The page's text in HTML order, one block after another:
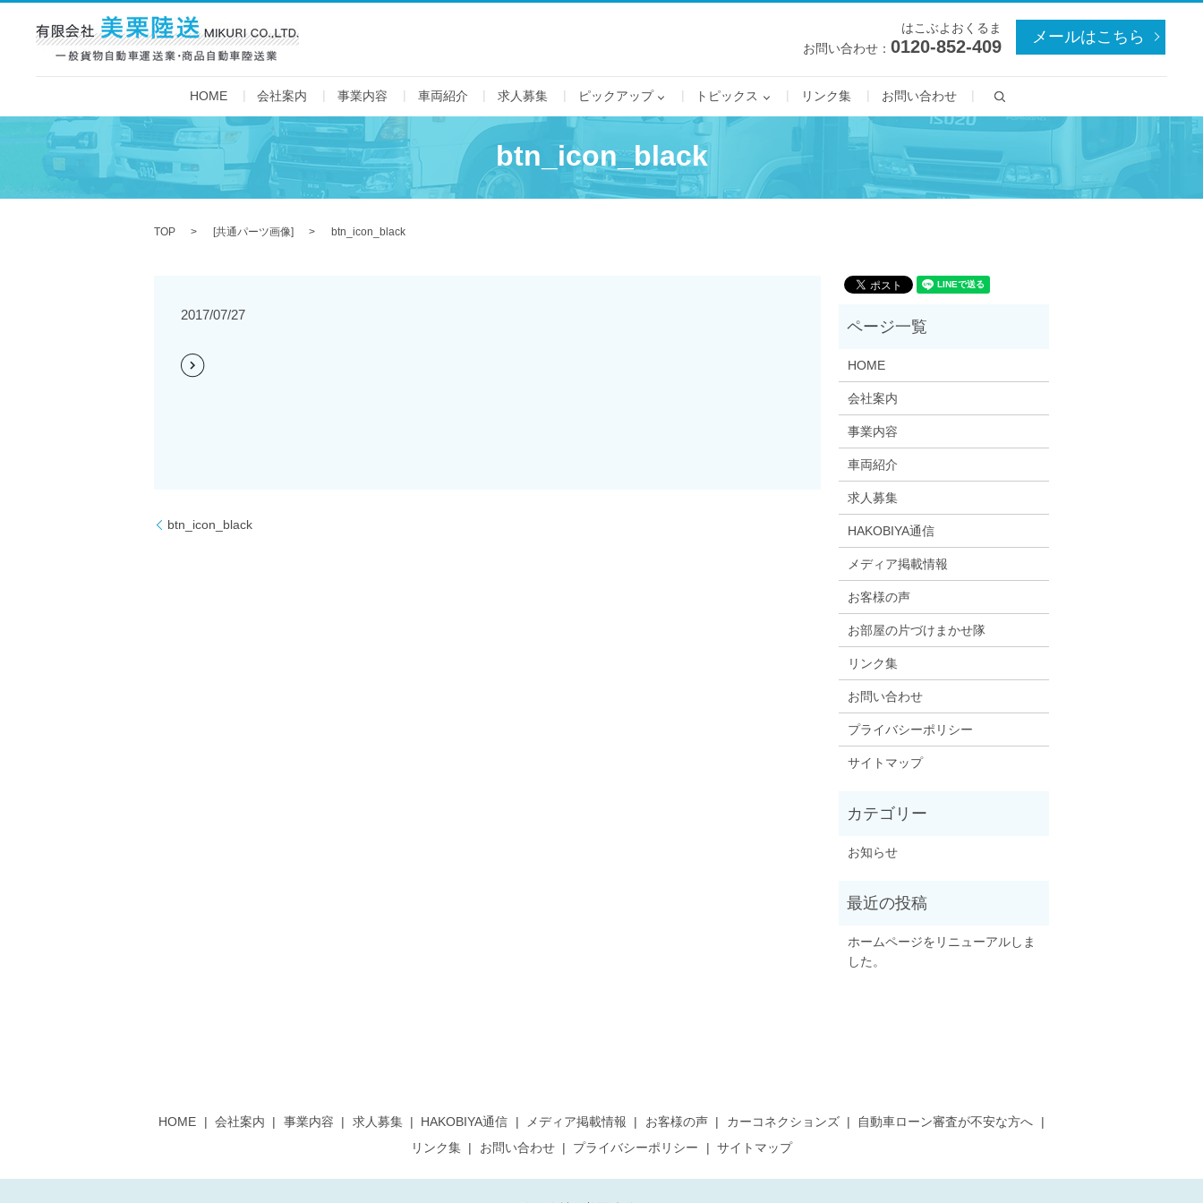
はこぶよおくるま
お問い合わせ： 0120-852-409 メールはこちら
HOME 会社案内 事業内容 車両紹介 求人募集 ピックアップ トピックス リンク集 お問い合わせ
btn_icon_black
TOP [共通パーツ画像] btn_icon_black
2017/07/27
btn_icon_black
HOME
会社案内
事業内容
車両紹介
求人募集
HAKOBIYA通信
メディア掲載情報
お客様の声
お部屋の片づけまかせ隊
リンク集
お問い合わせ
プライバシーポリシー
サイトマップ
お知らせ
ホームページをリニューアルしま
した。
HOME 会社案内 事業内容 求人募集 HAKOBIYA通信 メディア掲載情報 お客様の声 カーコネクションズ
自動車ローン審査が不安な方へ
リンク集
お問い合わせ プライバシーポリシー サイトマップ